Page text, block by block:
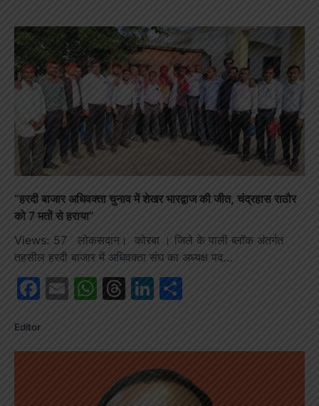
“हरदी बाजार अधिवक्ता चुनाव में शेखर भारद्वाज की जीत, चंद्रहास राठौर
को 7 मतों से हराया”
Views: 57 लोकसदान। कोरबा । जिले के पाली ब्लॉक अंतर्गत
तहसील हरदी बाजार में अधिवक्‍ता संघ का अध्यक्ष पद…
Facebook
EmailWhatsApp
Threads
LinkedIn
Editor